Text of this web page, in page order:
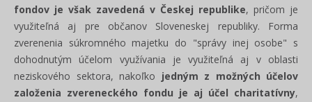
fondov je však zavedená v Českej republike, pričom je
využiteľná aj pre občanov Sloveneskej republiky. Forma
zverenenia súkromného majetku do "správy inej osobe" s
dohodnutým účelom využívania je využiteľná aj v oblasti
neziskového sektora, nakoľko jedným z možných účelov
založenia zvereneckého fondu je aj účel charitatívny,